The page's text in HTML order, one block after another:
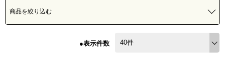
商品を絞り込む
●表示件数